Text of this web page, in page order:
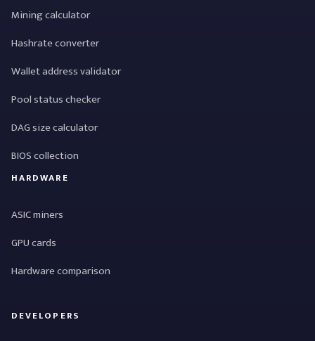
Mining calculator
Hashrate converter
Wallet address validator
Pool status checker
DAG size calculator
BIOS collection
HARDWARE
ASIC miners
GPU cards
Hardware comparison
DEVELOPERS